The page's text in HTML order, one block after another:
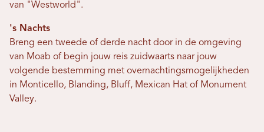
van "Westworld".
's Nachts
Breng een tweede of derde nacht door in de omgeving
van Moab of begin jouw reis zuidwaarts naar jouw
volgende bestemming met overnachtingsmogelijkheden
in Monticello, Blanding, Bluff, Mexican Hat of Monument
Valley.